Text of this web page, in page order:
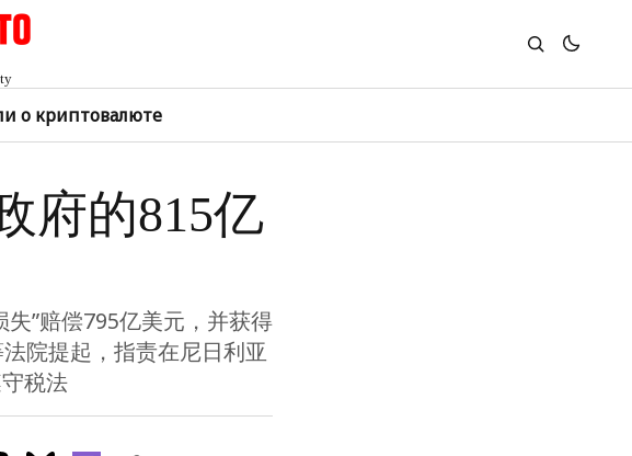
о криптовалюте
府的815亿
”赔偿795亿美元，并获得
院提起，指责在尼日利亚
税法